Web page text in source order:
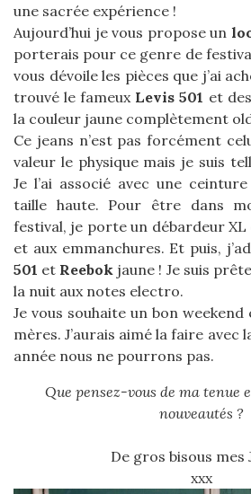
une sacrée expérience !
Aujourd’hui je vous propose un
porterais pour ce genre de
vous dévoile les pièces que j’ai
trouvé le fameux Levis 501 et
la couleur jaune complètement
Ce jeans n’est pas forcément
valeur le physique mais je suis
Je l’ai associé avec une
taille haute. Pour être dans
festival, je porte un débardeur XL
et aux emmanchures. Et puis,
501 et Reebok jaune ! Je suis
la nuit aux notes electro.
Je vous souhaite un bon
mères. J’aurais aimé la faire avec
année nous ne pourrons pas.
Que pensez-vous de ma tenue
nouveautés ?
De gros bisous mes
xxx